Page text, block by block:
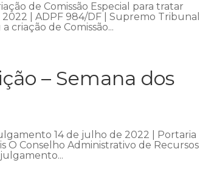
de Comissão Especial para tratar
| ADPF 984/DF | Supremo Tribunal
criação de Comissão...
– Semana dos
14 de julho de 2022 | Portaria
O Conselho Administrativo de Recursos